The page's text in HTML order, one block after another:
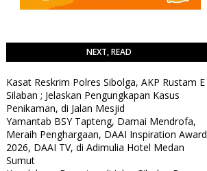
NEXT, READ
Kasat Reskrim Polres Sibolga, AKP Rustam E
Silaban ; Jelaskan Pengungkapan Kasus
Penikaman, di Jalan Mesjid
Yamantab BSY Tapteng, Damai Mendrofa,
Meraih Penghargaan, DAAI Inspiration Award
2026, DAAI TV, di Adimulia Hotel Medan
Sumut